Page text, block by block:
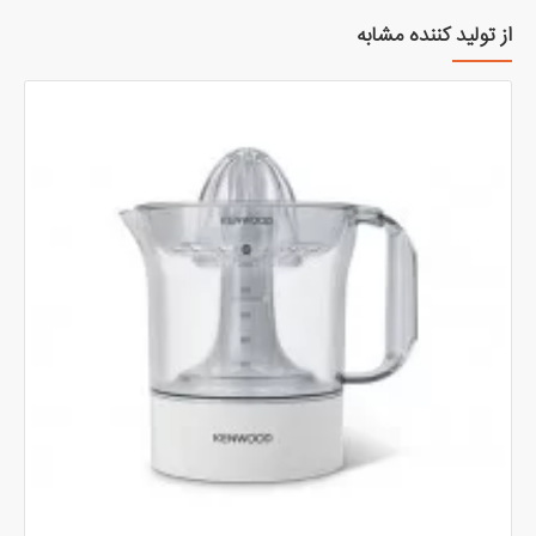
از تولید کننده مشابه